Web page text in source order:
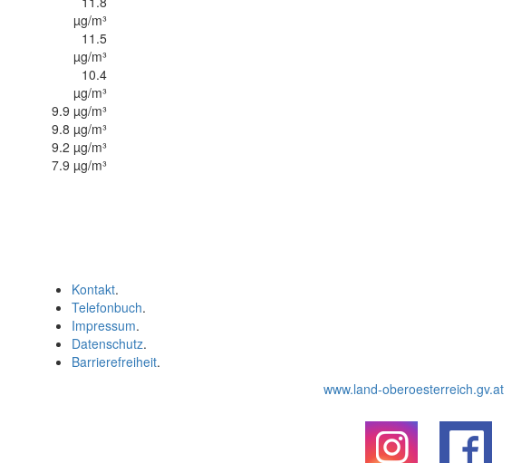
µg/m³
11.5
µg/m³
10.4
µg/m³
9.9 µg/m³
9.8 µg/m³
9.2 µg/m³
7.9 µg/m³
Kontakt.
Telefonbuch.
Impressum.
Datenschutz.
Barrierefreiheit.
www.land-oberoesterreich.gv.at